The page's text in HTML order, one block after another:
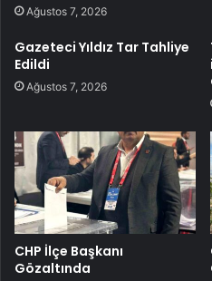
Ağustos 7, 2026
Gazeteci Yıldız Tar Tahliye
Edildi
Ağustos 7, 2026
CHP İlçe Başkanı
Gözaltında